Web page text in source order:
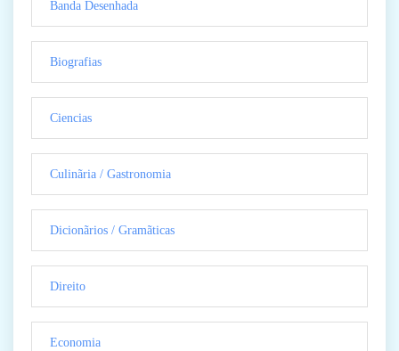
Banda Desenhada
Biografias
Ciencias
Culinãria / Gastronomia
Dicionãrios / Gramãticas
Direito
Economia